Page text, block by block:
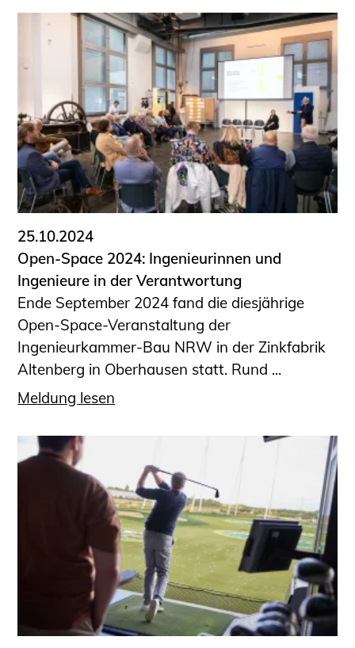
25.10.2024
Open-Space 2024: Ingenieurinnen und
Ingenieure in der Verantwortung
Ende September 2024 fand die diesjährige
Open-Space-Veranstaltung der
Ingenieurkammer-Bau NRW in der Zinkfabrik
Altenberg in Oberhausen statt. Rund ...
Meldung lesen